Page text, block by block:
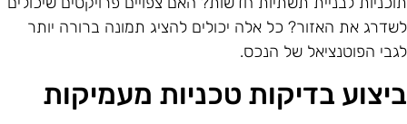
את האזור? כל אלה יכולים להציג תמונה ברורה יותר
הפוטנציאל של הנכס.
בדיקות טכניות מעמיקות